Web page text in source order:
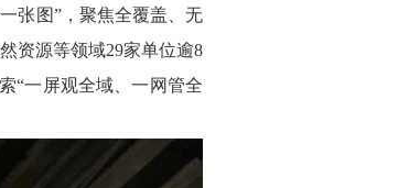
张图”，聚焦全覆盖、无
资源等领域29家单位逾8
“一屏观全域、一网管全